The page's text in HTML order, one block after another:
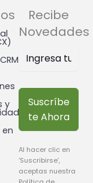
y
Recibe
Novedades
Suscríbe
te Ahora
Al hacer clic en
‘Suscribirse’,
aceptas nuestra